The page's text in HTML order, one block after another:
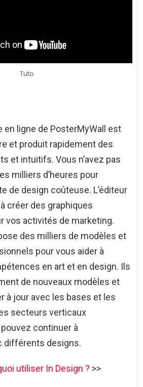
Tuto
en ligne de PosterMyWall est
et produit rapidement des
et intuitifs. Vous n’avez pas
milliers d’heures pour
de design coûteuse. L’éditeur
créer des graphiques
vos activités de marketing.
des milliers de modèles et
pour vous aider à
en art et en design. Ils
de nouveaux modèles et
à jour avec les bases et les
secteurs verticaux
continuer à
différents designs.
utiliser In Design ? >>